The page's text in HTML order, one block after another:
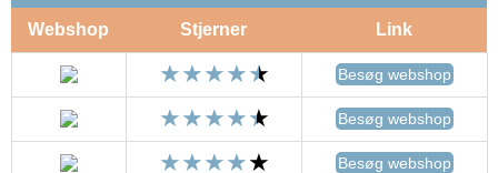
Webshop Stjerner Link
Besøg webshop
Besøg webshop
Besøg webshop